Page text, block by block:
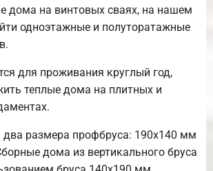
дома на винтовых сваях, на нашем
одноэтажные и полуторатажные
для проживания круглый год,
теплые дома на плитных и
размера профбруса: 190х140 мм
дома из вертикального бруса